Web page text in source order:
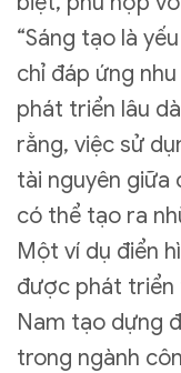
“Sáng tạo là
chỉ đáp ứng
phát triển lâu
rằng, việc sử
tài nguyên
có thể tạo ra
Một ví dụ điển
được phát triển
Nam tạo dựng
trong ngành